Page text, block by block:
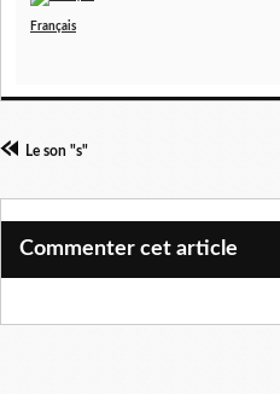
Français
Le son "s"
Commenter cet article